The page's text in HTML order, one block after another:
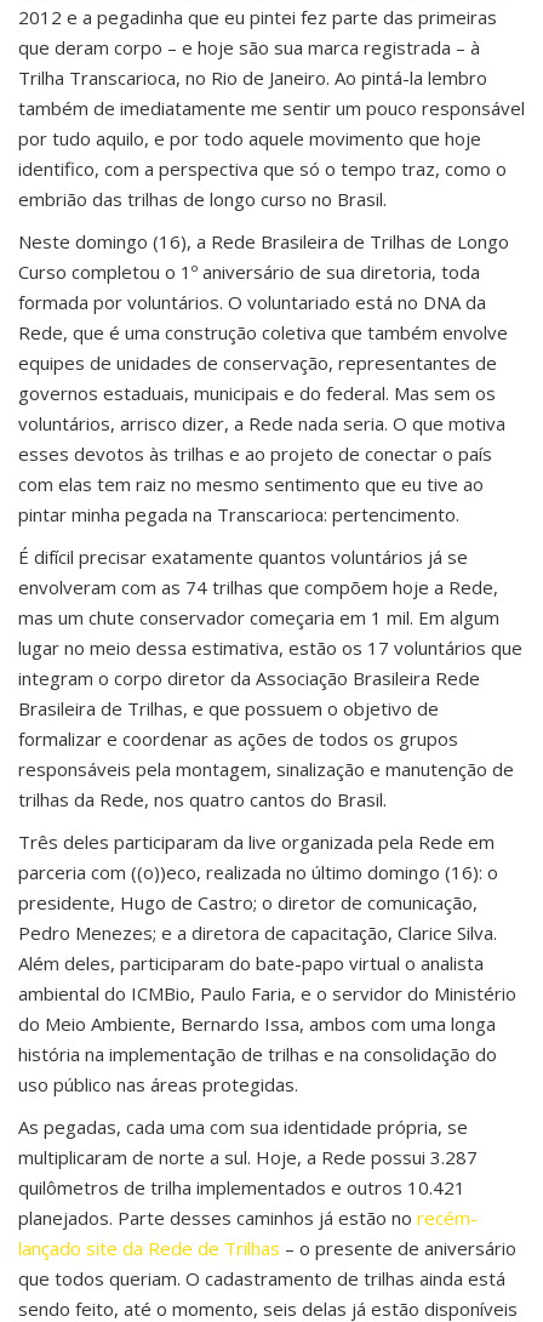
2012 e a pegadinha que eu pintei fez parte das primeiras
que deram corpo – e hoje são sua marca registrada – à
Trilha Transcarioca, no Rio de Janeiro. Ao pintá-la lembro
também de imediatamente me sentir um pouco responsável
por tudo aquilo, e por todo aquele movimento que hoje
identifico, com a perspectiva que só o tempo traz, como o
embrião das trilhas de longo curso no Brasil.
Neste domingo (16), a Rede Brasileira de Trilhas de Longo
Curso completou o 1º aniversário de sua diretoria, toda
formada por voluntários. O voluntariado está no DNA da
Rede, que é uma construção coletiva que também envolve
equipes de unidades de conservação, representantes de
governos estaduais, municipais e do federal. Mas sem os
voluntários, arrisco dizer, a Rede nada seria. O que motiva
esses devotos às trilhas e ao projeto de conectar o país
com elas tem raiz no mesmo sentimento que eu tive ao
pintar minha pegada na Transcarioca: pertencimento.
É difícil precisar exatamente quantos voluntários já se
envolveram com as 74 trilhas que compõem hoje a Rede,
mas um chute conservador começaria em 1 mil. Em algum
lugar no meio dessa estimativa, estão os 17 voluntários que
integram o corpo diretor da Associação Brasileira Rede
Brasileira de Trilhas, e que possuem o objetivo de
formalizar e coordenar as ações de todos os grupos
responsáveis pela montagem, sinalização e manutenção de
trilhas da Rede, nos quatro cantos do Brasil.
Três deles participaram da live organizada pela Rede em
parceria com ((o))eco, realizada no último domingo (16): o
presidente, Hugo de Castro; o diretor de comunicação,
Pedro Menezes; e a diretora de capacitação, Clarice Silva.
Além deles, participaram do bate-papo virtual o analista
ambiental do ICMBio, Paulo Faria, e o servidor do Ministério
do Meio Ambiente, Bernardo Issa, ambos com uma longa
história na implementação de trilhas e na consolidação do
uso público nas áreas protegidas.
As pegadas, cada uma com sua identidade própria, se
multiplicaram de norte a sul. Hoje, a Rede possui 3.287
quilômetros de trilha implementados e outros 10.421
planejados. Parte desses caminhos já estão no recém-
lançado site da Rede de Trilhas – o presente de aniversário
que todos queriam. O cadastramento de trilhas ainda está
sendo feito, até o momento, seis delas já estão disponíveis